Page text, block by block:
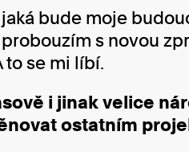
bude moje
s novou
to se mi líbí.
i jinak velice
ostatním